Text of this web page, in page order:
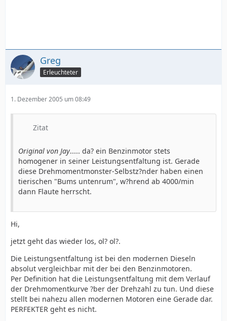
Greg
Erleuchteter
1. Dezember 2005 um 08:49
Zitat
Original von Jay..... da? ein Benzinmotor stets
homogener in seiner Leistungsentfaltung ist. Gerade
diese Drehmomentmonster-Selbstz?nder haben einen
tierischen "Bums untenrum", w?hrend ab 4000/min
dann Flaute herrscht.
Hi,
jetzt geht das wieder los, ol? ol?.
Die Leistungsentfaltung ist bei den modernen Dieseln
absolut vergleichbar mit der bei den Benzinmotoren.
Per Definition hat die Leistungsentfaltung mit dem Verlauf
der Drehmomentkurve ?ber der Drehzahl zu tun. Und diese
stellt bei nahezu allen modernen Motoren eine Gerade dar.
PERFEKTER geht es nicht.